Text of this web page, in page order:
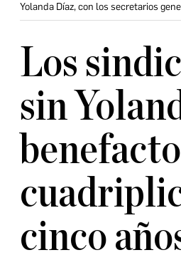
Yolanda Díaz, con los secretarios
Los
sin
cinco